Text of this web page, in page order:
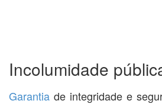
Incolumidade
Garantia de integridade e